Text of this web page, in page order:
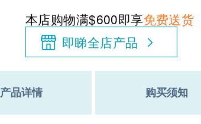
本店购物满$600即享免费送货
即睇全店产品
产品详情 购买须知